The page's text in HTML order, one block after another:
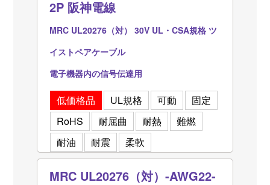
2P 阪神電線
MRC UL20276（対） 30V UL・CSA規格 ツ
イストペアケーブル
電子機器内の信号伝達用
低価格品 UL規格 可動
固定
RoHS
耐屈曲 耐熱
難燃
耐油
耐震 柔軟
MRC UL20276（対）-AWG22-